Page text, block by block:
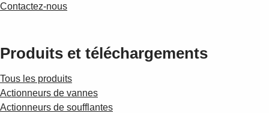
Contactez-nous
Produits et téléchargements
Tous les produits
Actionneurs de vannes
Actionneurs de soufflantes